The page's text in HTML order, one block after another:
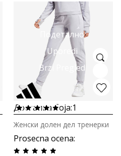
Подетално
Uporedi
Brzi Pregled
Достапна боја:1
Prosecna ocena:
Женски долен дел тренерки